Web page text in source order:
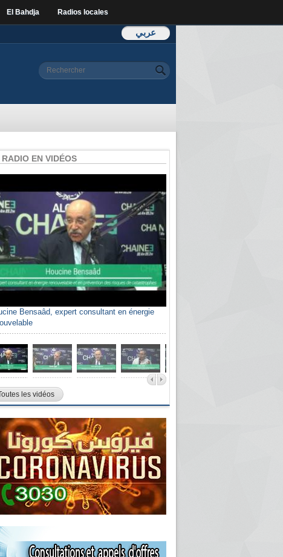
El Bahdja Radios locales
عربي
Formulaire de
Rechercher
RADIO EN VIDÉOS
Bensaâd, expert consultant en énergie
les vidéos